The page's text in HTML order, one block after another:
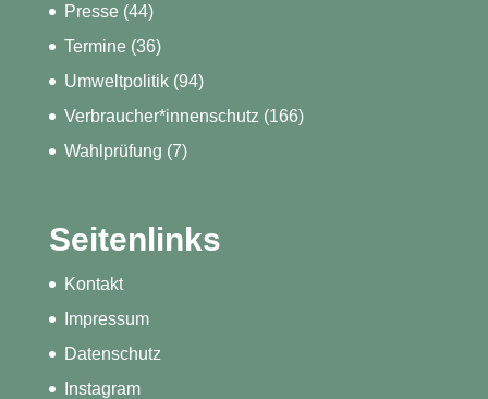
Presse(44)
Termine(36)
Umweltpolitik(94)
Verbraucher*innenschutz (166)
Wahlprüfung (7)
Seitenlinks
Kontakt
Impressum
Datenschutz
Instagram